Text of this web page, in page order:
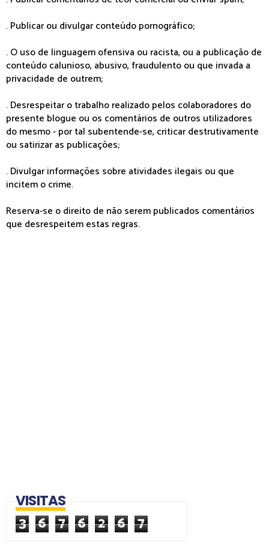
. Publicar ou divulgar conteúdo pornográfico;
. O uso de linguagem ofensiva ou racista, ou a publicação de
conteúdo calunioso, abusivo, fraudulento ou que invada a
privacidade de outrem;
. Desrespeitar o trabalho realizado pelos colaboradores do
presente blogue ou os comentários de outros utilizadores
do mesmo - por tal subentende-se, criticar destrutivamente
ou satirizar as publicações;
. Divulgar informações sobre atividades ilegais ou que
incitem o crime.
Reserva-se o direito de não serem publicados comentários
que desrespeitem estas regras.
VISITAS
3 6 7 6 2 6 7